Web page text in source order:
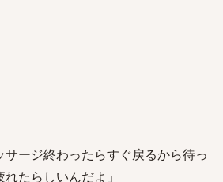
サージ終わったらすぐ戻るから待っ
たらしいんだよ」